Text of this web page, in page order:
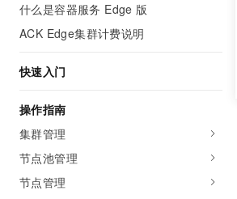
什么是容器服务 Edge 版
ACK Edge集群计费说明
快速入门
操作指南
集群管理
节点池管理
节点管理
人工智能与机器学习
容器
存储
安全
AI
大数据
现代化应用
安全
网络